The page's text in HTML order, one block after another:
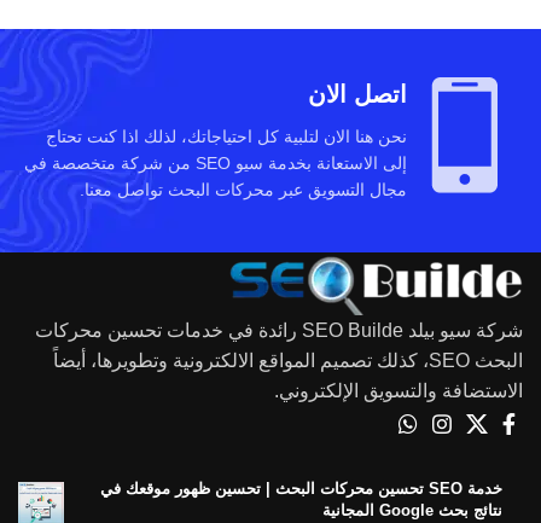
اتصل الان
نحن هنا الان لتلبية كل احتياجاتك، لذلك اذا كنت تحتاج
إلى الاستعانة بخدمة سيو SEO من شركة متخصصة في
مجال التسويق عبر محركات البحث تواصل معنا.
شركة سيو بيلد SEO Builde رائدة في خدمات تحسين محركات
البحث SEO، كذلك تصميم المواقع الالكترونية وتطويرها، أيضاً
الاستضافة والتسويق الإلكتروني.
خدمة SEO تحسين محركات البحث | تحسين ظهور موقعك في
نتائج بحث Google المجانية